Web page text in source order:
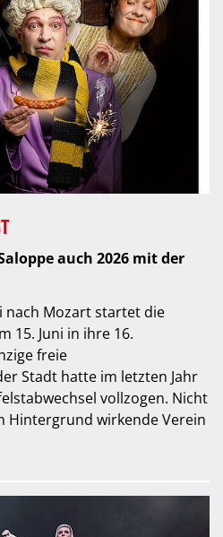
auch 2026 mit der
Mozart startet die
15. Juni in ihre 16.
freie
Stadt hatte im letzten Jahr
vollzogen. Nicht
Hintergrund wirkende Verein